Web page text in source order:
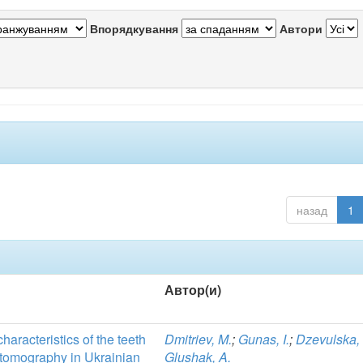
Впорядкування Автори
назад 1
Автор(и)
of the teeth
in Ukrainian
Dmitriev, M.; Gunas, I.;Dzevulska,
Glushak, A.